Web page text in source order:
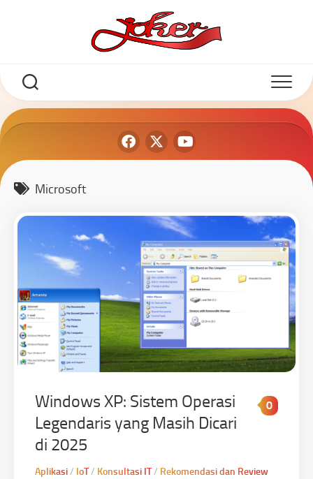
Microsoft
Windows XP: Sistem Operasi
Legendaris yang Masih Dicari
di 2025
0
Aplikasi/ IoT/ Konsultasi IT/ Rekomendasi dan Review